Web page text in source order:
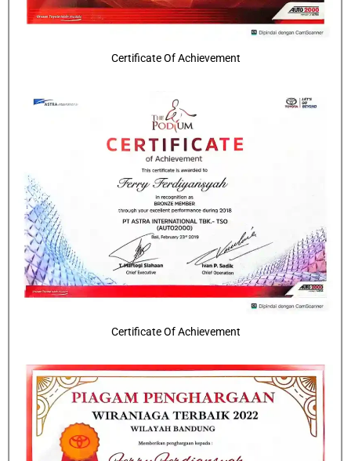
Certificate Of Achievement
Certificate Of Achievement